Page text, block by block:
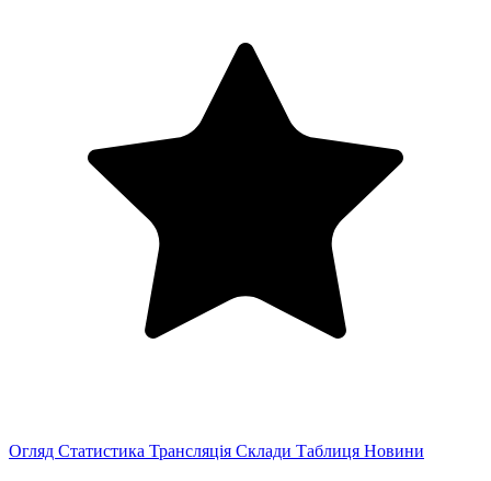
Огляд Статистика Трансляція Склади Таблиця Новини